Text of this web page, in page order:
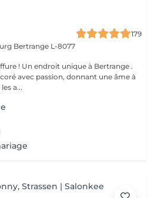
179
Bertrange L-8077
! Un endroit unique à Bertrange .
avec passion, donnant une âme à
a...